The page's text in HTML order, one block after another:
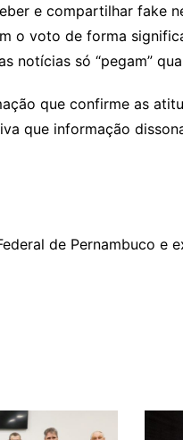
e compartilhar fake
o voto de forma
notícias só “pegam”
que confirme as
que informação
de Pernambuco e